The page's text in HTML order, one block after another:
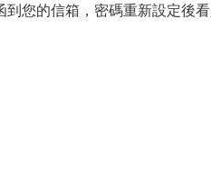
您的信箱，密碼重新設定後